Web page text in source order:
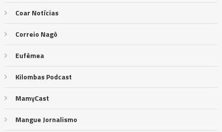
Coar Notícias
Correio Nagô
Eufêmea
Kilombas Podcast
MamyCast
Mangue Jornalismo